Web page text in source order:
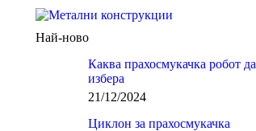
Най-ново
Каква прахосмукачка робот да
избера
21/12/2024
Циклон за прахосмукачка